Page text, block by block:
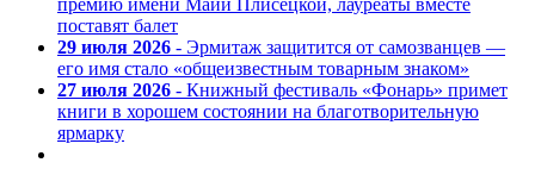
премию имени Майи Плисецкой, лауреаты вместе
поставят балет
29 июля 2026 - Эрмитаж защитится от самозванцев —
его имя стало «общеизвестным товарным знаком»
27 июля 2026 - Книжный фестиваль «Фонарь» примет
книги в хорошем состоянии на благотворительную
ярмарку